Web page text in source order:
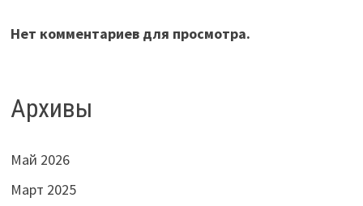
Нет комментариев для просмотра.
Архивы
Май 2026
Март 2025